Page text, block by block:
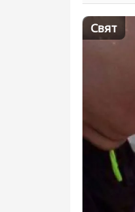
Свят